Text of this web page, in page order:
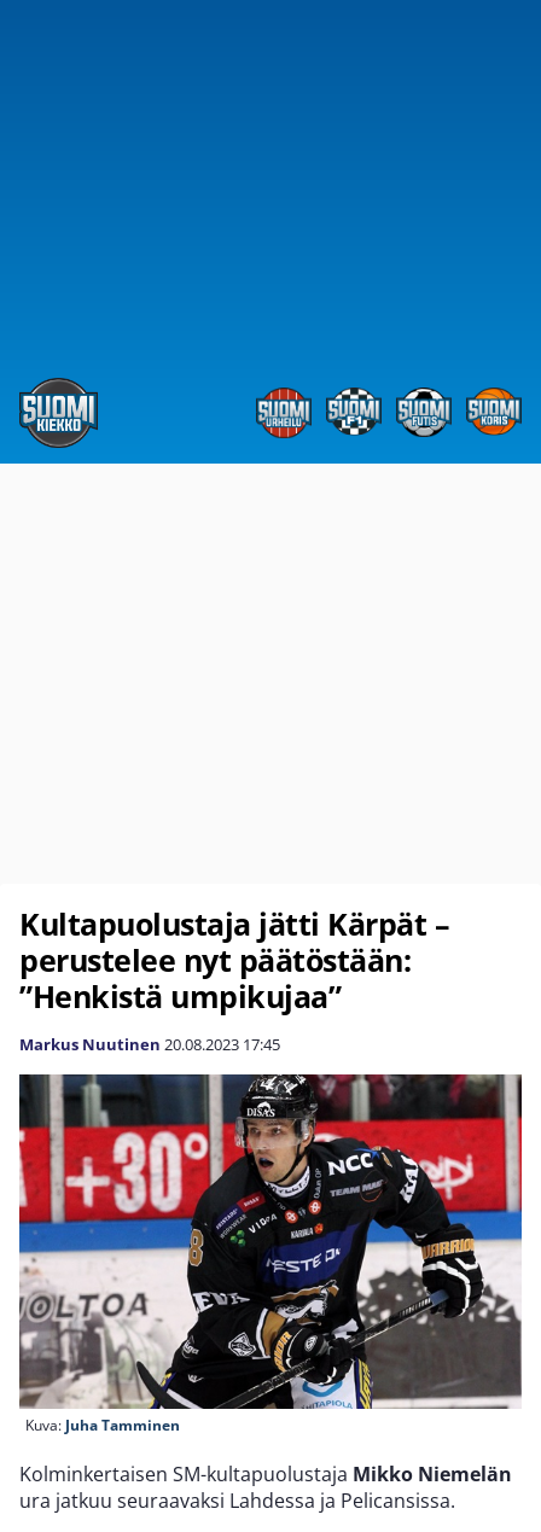
Kultapuolustaja jätti Kärpät –
perustelee nyt päätöstään:
”Henkistä umpikujaa”
Markus Nuutinen 20.08.2023 17:45
Kuva: Juha Tamminen
Kolminkertaisen SM-kultapuolustaja Mikko Niemelän
ura jatkuu seuraavaksi Lahdessa ja Pelicansissa.